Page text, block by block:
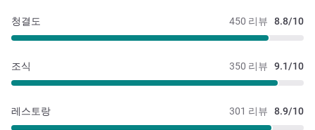
450 리뷰 8.8/10
청결도
350 리뷰 9.1/10
조식
301 리뷰 8.9/10
레스토랑